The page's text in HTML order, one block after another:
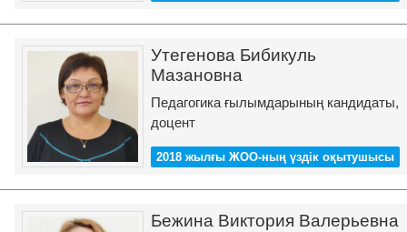
Утегенова Бибикуль
Мазановна
Педагогика ғылымдарының кандидаты,
доцент
2018 жылғы ЖОО-ның үздік оқытушысы
Бежина Виктория Валерьевна